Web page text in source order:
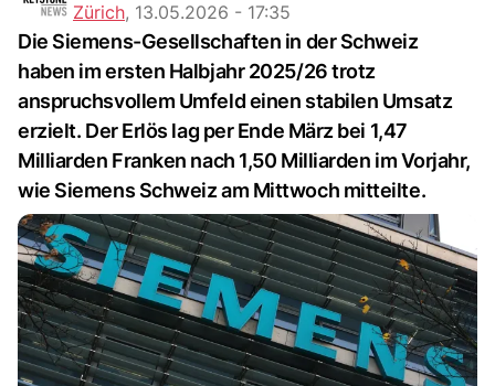
Zürich, 13.05.2026 - 17:35
Die Siemens-Gesellschaften in der Schweiz
haben im ersten Halbjahr 2025/26 trotz
anspruchsvollem Umfeld einen stabilen Umsatz
erzielt. Der Erlös lag per Ende März bei 1,47
Milliarden Franken nach 1,50 Milliarden im Vorjahr,
wie Siemens Schweiz am Mittwoch mitteilte.